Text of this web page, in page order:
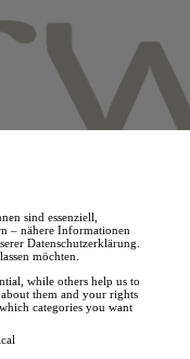
sind essenziell,
– nähere Informationen
Datenschutzerklärung.
möchten.
while others help us to
them and your rights
categories you want